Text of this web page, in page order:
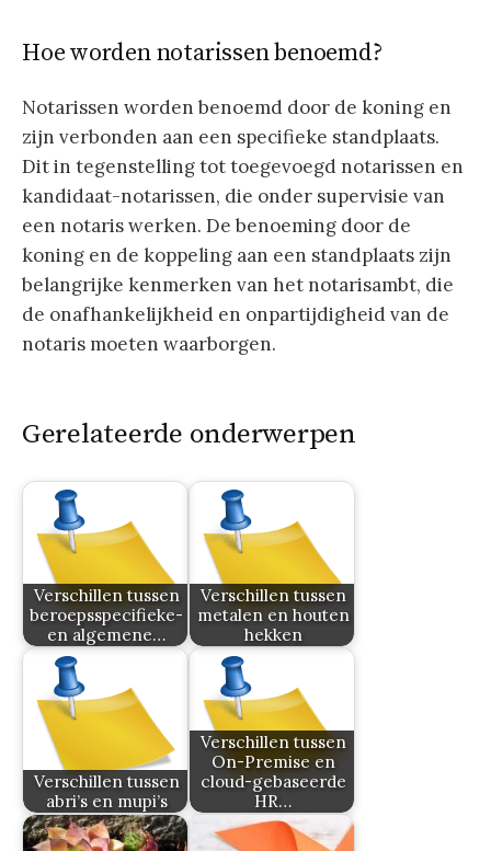
Hoe worden notarissen benoemd?
Notarissen worden benoemd door de koning en
zijn verbonden aan een specifieke standplaats.
Dit in tegenstelling tot toegevoegd notarissen en
kandidaat-notarissen, die onder supervisie van
een notaris werken. De benoeming door de
koning en de koppeling aan een standplaats zijn
belangrijke kenmerken van het notarisambt, die
de onafhankelijkheid en onpartijdigheid van de
notaris moeten waarborgen.
Gerelateerde onderwerpen
Verschillen tussen
beroepsspecifieke-
en algemene…
Verschillen tussen
metalen en houten
hekken
Verschillen tussen
abri’s en mupi’s
Verschillen tussen
On-Premise en
cloud-gebaseerde
HR…